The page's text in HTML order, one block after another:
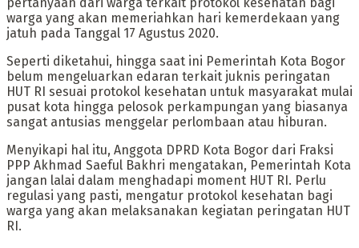
warga yang akan memeriahkan hari kemerdekaan yang
jatuh pada Tanggal 17 Agustus 2020.
Seperti diketahui, hingga saat ini Pemerintah Kota Bogor
belum mengeluarkan edaran terkait juknis peringatan
HUT RI sesuai protokol kesehatan untuk masyarakat mulai
pusat kota hingga pelosok perkampungan yang biasanya
sangat antusias menggelar perlombaan atau hiburan.
Menyikapi hal itu, Anggota DPRD Kota Bogor dari Fraksi
PPP Akhmad Saeful Bakhri mengatakan, Pemerintah Kota
jangan lalai dalam menghadapi moment HUT RI. Perlu
regulasi yang pasti, mengatur protokol kesehatan bagi
warga yang akan melaksanakan kegiatan peringatan HUT
RI.